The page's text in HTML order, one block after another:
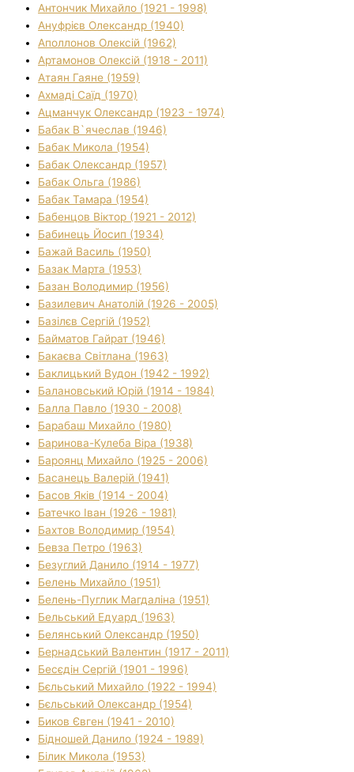
Антончик Михайло (1921 - 1998)
Ануфрієв Олександр (1940)
Аполлонов Олексій (1962)
Артамонов Олексій (1918 - 2011)
Атаян Гаяне (1959)
Ахмаді Саїд (1970)
Ацманчук Олександр (1923 - 1974)
Бабак В`ячеслав (1946)
Бабак Микола (1954)
Бабак Олександр (1957)
Бабак Ольга (1986)
Бабак Тамара (1954)
Бабенцов Віктор (1921 - 2012)
Бабинець Йосип (1934)
Бажай Василь (1950)
Базак Марта (1953)
Базан Володимир (1956)
Базилевич Анатолій (1926 - 2005)
Базілєв Сергій (1952)
Байматов Гайрат (1946)
Бакаєва Світлана (1963)
Баклицький Вудон (1942 - 1992)
Балановський Юрій (1914 - 1984)
Балла Павло (1930 - 2008)
Барабаш Михайло (1980)
Баринова-Кулеба Віра (1938)
Бароянц Михайло (1925 - 2006)
Басанець Валерій (1941)
Басов Яків (1914 - 2004)
Батечко Іван (1926 - 1981)
Бахтов Володимир (1954)
Бевза Петро (1963)
Безуглий Данило (1914 - 1977)
Белень Михайло (1951)
Белень-Пуглик Магдаліна (1951)
Бельський Едуард (1963)
Белянський Олександр (1950)
Бернадський Валентин (1917 - 2011)
Бесєдін Сергій (1901 - 1996)
Бєльський Михайло (1922 - 1994)
Бєльський Олександр (1954)
Биков Євген (1941 - 2010)
Бідношей Данило (1924 - 1989)
Білик Микола (1953)